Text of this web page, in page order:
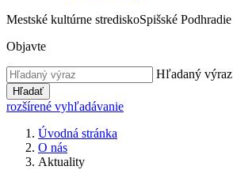
Mestské kultúrne strediskoSpišské Podhradie
Objavte
Hľadaný výraz
Hľadať
rozšírené vyhľadávanie
Úvodná stránka
O nás
Aktuality